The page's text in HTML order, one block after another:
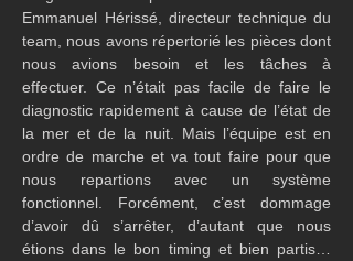
Emmanuel Hérissé, directeur technique du
team, nous avons répertorié les pièces dont
nous avions besoin et les tâches à
effectuer. Ce n’était pas facile de faire le
diagnostic rapidement à cause de l’état de
la mer et de la nuit. Mais l’équipe est en
ordre de marche et va tout faire pour que
nous repartions avec un système
fonctionnel. Forcément, c’est dommage
d’avoir dû s’arrêter, d’autant que nous
étions dans le bon timing et bien partis…